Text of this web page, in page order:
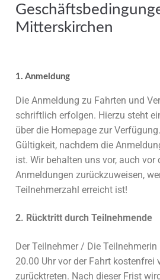
Mitterskirchen
1. Anmeldung
Die Anmeldung zu Fahrten und
schriftlich erfolgen. Hierzu steht
über die Homepage zur
Gültigkeit, nachdem die
ist. Wir behalten uns vor, auch
Anmeldungen zurückzuweisen,
Teilnehmerzahl erreicht ist!
2. Rücktritt durch Teilnehmende
Der Teilnehmer / Die
20.00 Uhr vor der Fahrt kostenfrei
zurücktreten. Nach dieser Frist